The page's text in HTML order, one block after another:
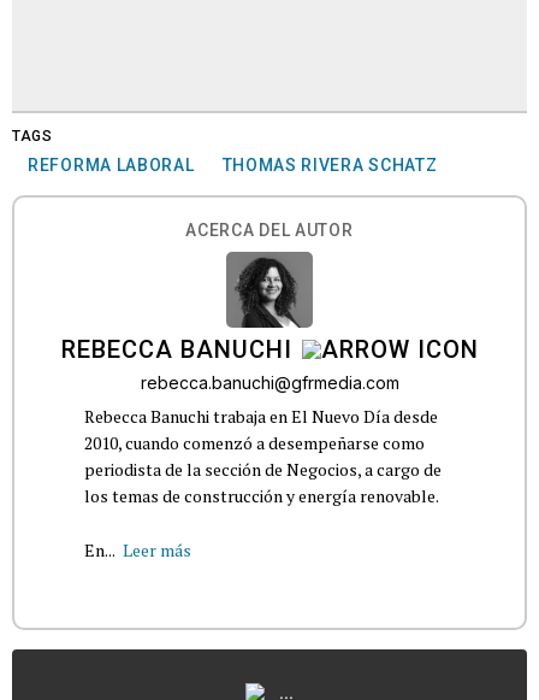
TAGS
REFORMA LABORAL THOMAS RIVERA SCHATZ
ACERCA DEL AUTOR
REBECCA BANUCHI
rebecca.banuchi@gfrmedia.com
Rebecca Banuchi trabaja en El Nuevo Día desde
2010, cuando comenzó a desempeñarse como
periodista de la sección de Negocios, a cargo de
los temas de construcción y energía renovable.
En... Leer más
...